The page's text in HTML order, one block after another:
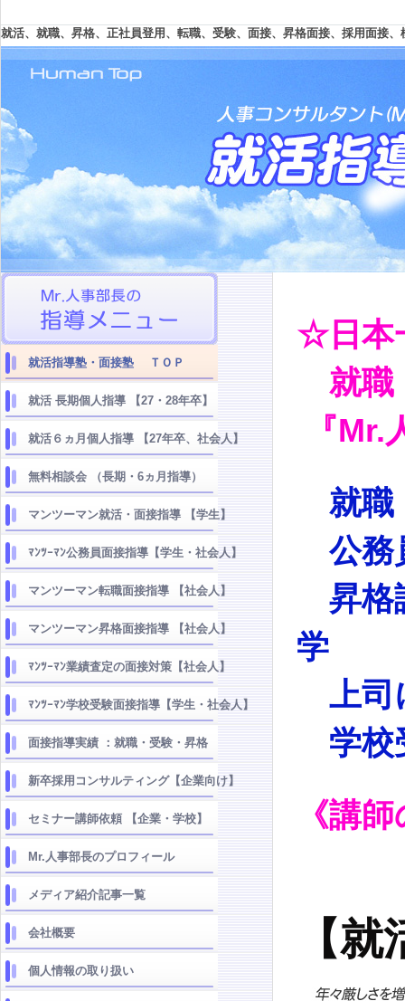
就活、就職、昇格、正社員登用、転職、受験、面接、昇格面接、採用面接
就活指導塾・面接塾 ＴＯＰ
就活 長期個人指導 【27・28年卒】
就活６ヵ月個人指導 【27年卒、社会人】
無料相談会 （長期・6ヵ月指導）
マンツーマン就活・面接指導 【学生】
ﾏﾝﾂｰﾏﾝ公務員面接指導【学生・社会人】
マンツーマン転職面接指導 【社会人】
マンツーマン昇格面接指導 【社会人】
ﾏﾝﾂｰﾏﾝ業績査定の面接対策【社会人】
ﾏﾝﾂｰﾏﾝ学校受験面接指導【学生・社会人】
面接指導実績 ：就職・受験・昇格
新卒採用コンサルティング【企業向け】
セミナー講師依頼 【企業・学校】
Mr.人事部長のプロフィール
メディア紹介記事一覧
会社概要
個人情報の取り扱い
☆日本
就職
『Mr.
就職
公務
昇格
学
上司
学校
《講
【